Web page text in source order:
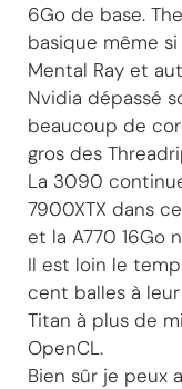
6Go de base.
basique même
Mental Ray et
Nvidia dépassé
beaucoup de
gros des
La 3090
7900XTX dans
et la A770 16Go
Il est loin le
cent balles à
Titan à plus de
OpenCL.
Bien sûr je peux